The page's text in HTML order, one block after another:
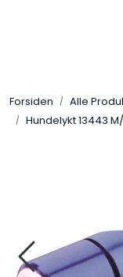
Forsiden Alle
Hundelykt 13443
Leverandører
Forhandlersøk